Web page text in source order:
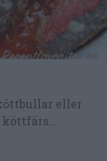
eller